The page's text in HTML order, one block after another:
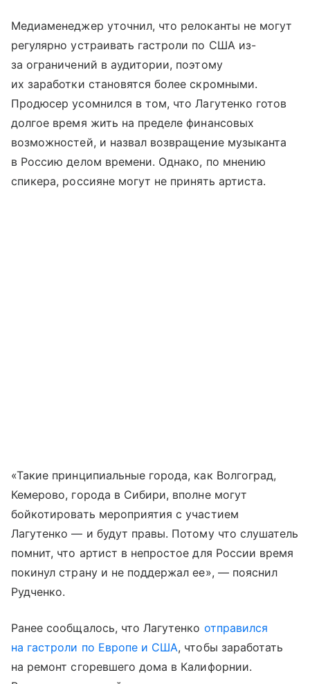
Медиаменеджер уточнил, что релоканты не могут
регулярно устраивать гастроли по США из-
за ограничений в аудитории, поэтому
их заработки становятся более скромными.
Продюсер усомнился в том, что Лагутенко готов
долгое время жить на пределе финансовых
возможностей, и назвал возвращение музыканта
в Россию делом времени. Однако, по мнению
спикера, россияне могут не принять артиста.
«Такие принципиальные города, как Волгоград,
Кемерово, города в Сибири, вполне могут
бойкотировать мероприятия с участием
Лагутенко — и будут правы. Потому что слушатель
помнит, что артист в непростое для России время
покинул страну и не поддержал ее», — пояснил
Рудченко.
Ранее сообщалось, что Лагутенко отправился
на гастроли по Европе и США, чтобы заработать
на ремонт сгоревшего дома в Калифорнии.